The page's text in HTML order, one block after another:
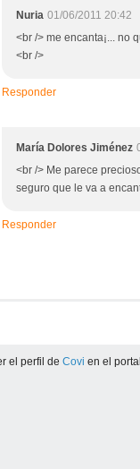
Nuria 01/06/2011 20:42
<br /> me encanta¡... no
<br />
Responder
María Dolores Jiménez
<br /> Me parece
seguro que le va a
Responder
el perfil de Covi en el